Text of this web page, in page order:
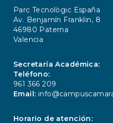
Parc Tecnològic España
Av. Benjamín Franklin, 8
46980 Paterna
Valencia
Secretaría Académica:
Teléfono:
961 366 209
Email:
Horario de atención: